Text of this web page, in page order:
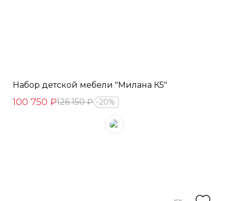
Набор детской мебели "Милана К5"
100 750 ₽126 150 ₽ 20%